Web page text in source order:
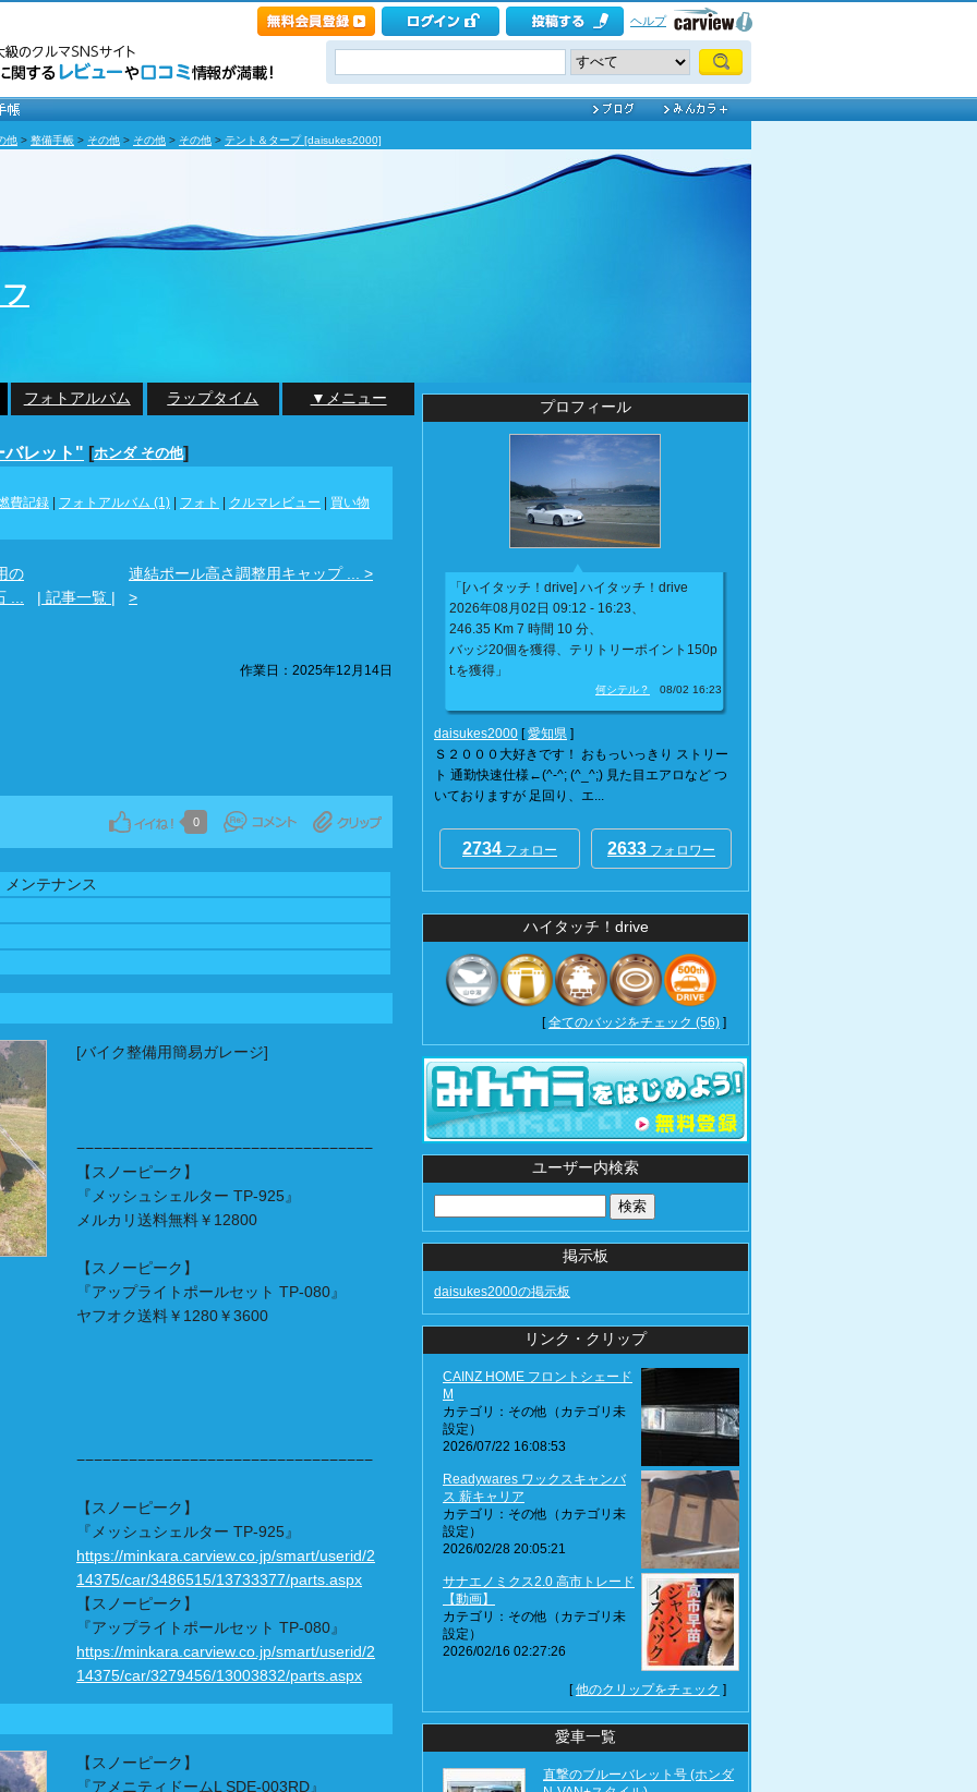
ヘルプ
他 > 整備手帳 > その他 > その他 > その他 > テント＆タープ [daisukes2000]
フォトアルバム ラップタイム ▼メニュー
レット" [ホンダ その他]
費記録 フォトアルバム (1) フォト クルマレビュー 買い物
の
...
| 記事一覧 |
連結ポール高さ調整用キャップ ... >
>
作業日：2025年12月14日
0
ンテナンス
[バイク整備用簡易ガレージ]
−−−−−−−−−−−−−−−−−−−−−−−−−−−−−−−−−−
【スノーピーク】
『メッシュシェルター TP-925』
メルカリ送料無料￥12800
【スノーピーク】
『アップライトポールセット TP-080』
ヤフオク送料￥1280￥3600
−−−−−−−−−−−−−−−−−−−−−−−−−−−−−−−−−−
【スノーピーク】
『メッシュシェルター TP-925』
https://minkara.carview.co.jp/smart/userid/2
14375/car/3486515/13733377/parts.aspx
【スノーピーク】
『アップライトポールセット TP-080』
https://minkara.carview.co.jp/smart/userid/2
14375/car/3279456/13003832/parts.aspx
【スノーピーク】
『アメニティドームL SDE-003RD』
プロフィール
「[ハイタッチ！drive] ハイタッチ！drive
2026年08月02日 09:12 - 16:23、
246.35 Km 7 時間 10 分、
バッジ20個を獲得、テリトリーポイント150p
t.を獲得」
何シテル？ 08/02 16:23
daisukes2000 [愛知県 ]
Ｓ２０００大好きです！ おもっいっきり ストリー
ト 通勤快速仕様←(^-^; (^_^;) 見た目エアロなど つ
いておりますが 足回り、エ...
2734 フォロー 2633 フォロワー
ハイタッチ！drive
[全てのバッジをチェック (56) ]
ユーザー内検索
掲示板
daisukes2000の掲示板
リンク・クリップ
CAINZ HOME フロントシェード
M
カテゴリ：その他（カテゴリ未
設定）
2026/07/22 16:08:53
Readywares ワックスキャンバ
ス 薪キャリア
カテゴリ：その他（カテゴリ未
設定）
2026/02/28 20:05:21
サナエノミクス2.0 高市トレード
【動画】
カテゴリ：その他（カテゴリ未
設定）
2026/02/16 02:27:26
[他のクリップをチェック ]
愛車一覧
直撃のブルーバレット号 (ホンダ